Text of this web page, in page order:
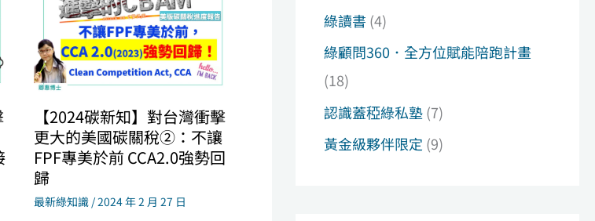
【2024碳新知】對台灣衝擊
更大的美國碳關稅②：不讓
FPF專美於前 CCA2.0強勢回
歸
最新綠知識 /2024 年 2 月 27 日
綠讀書 (4)
綠顧問360．全方位賦能陪跑計畫
(18)
認識蓋稏綠私塾(7)
黃金級夥伴限定 (9)